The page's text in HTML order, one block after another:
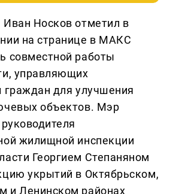
Носков отметил в
на странице в МАКС
совместной работы
управляющих
граждан для улучшения
объектов. Мэр
жилищной инспекции
Георгием Степаняном
укрытий в Октябрьском,
и Ленинском районах